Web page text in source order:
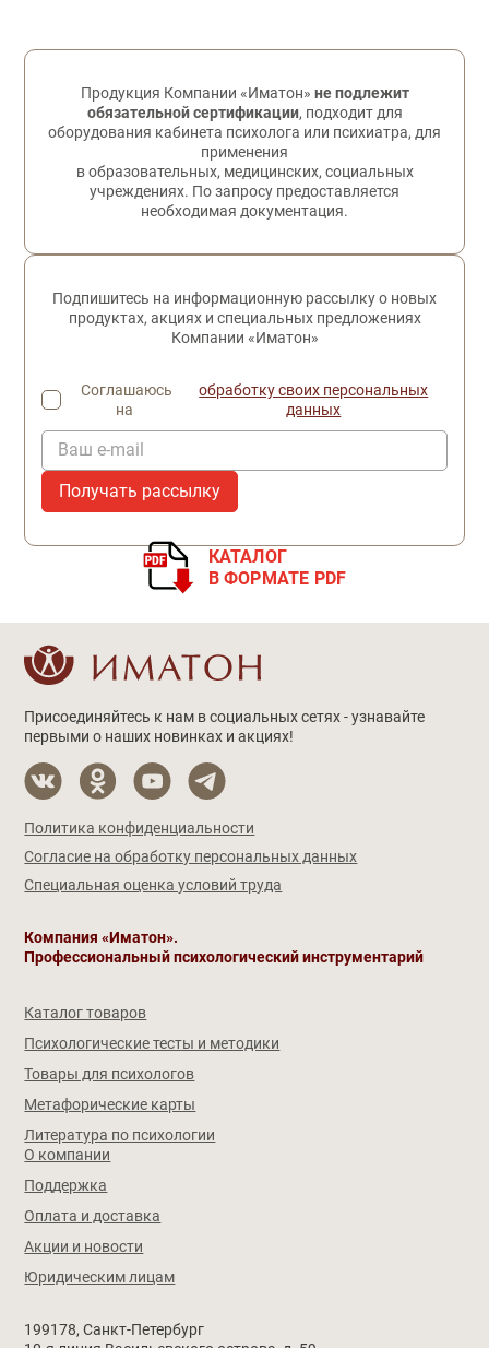
Обратная связь
Продукция Компании «Иматон» не подлежит
обязательной сертификации, подходит для
оборудования кабинета психолога или психиатра, для
применения
в образовательных, медицинских, социальных
учреждениях. По запросу предоставляется
необходимая документация.
Подпишитесь на информационную рассылку о новых
продуктах, акциях и специальных предложениях
Компании «Иматон»
Соглашаюсь
на
обработку своих персональных
данных
Ваш e-mail
КАТАЛОГ
В ФОРМАТЕ PDF
Присоединяйтесь к нам в социальных сетях - узнавайте
первыми о наших новинках и акциях!
Политика конфиденциальности
Согласие на обработку персональных данных
Специальная оценка условий труда
Компания «Иматон».
Профессиональный психологический инструментарий
Каталог товаров
Психологические тесты и методики
Товары для психологов
Метафорические карты
Литература по психологии
О компании
Поддержка
Оплата и доставка
Акции и новости
Юридическим лицам
199178, Санкт-Петербург